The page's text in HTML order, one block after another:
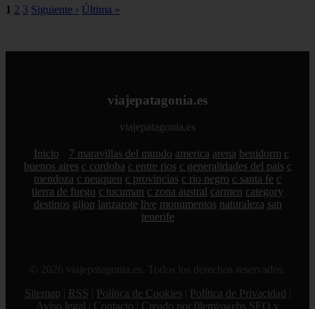
1 2 3 Siguiente › Última »
viajepatagonia.es
viajepatagonia.es
Inicio 7 maravillas del mundo america arena benidorm c
buenos aires c cordoba c entre rios c generalidades del pais c
mendoza c neuquen c provincias c rio negro c santa fe c
tierra de fuego c tucuman c zona austral carmen category
destinos gijon lanzarote live monumentos naturaleza san
tenerife
© 2026 viajepatagonia.es. Todos los derechos reservados.
Sitemap
RSS Política de Cookies Política de Privacidad
Aviso legal
Contacto Creado por 0lemiswebs SEO y